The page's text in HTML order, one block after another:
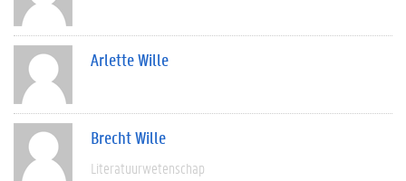
Arlette Wille
Brecht Wille
Literatuurwetenschap